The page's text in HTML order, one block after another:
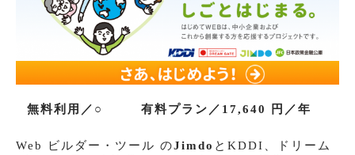
無料利用／○ 有料プラン／17,640 円／年
Web ビルダー・ツール のJimdo とKDDI、ドリーム